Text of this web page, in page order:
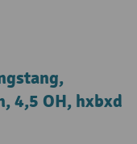
4,5 OH, hxbxd